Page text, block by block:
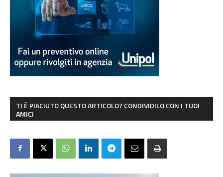
TI È PIACIUTO QUESTO ARTICOLO? CONDIVIDILO CON I TUOI
AMICI